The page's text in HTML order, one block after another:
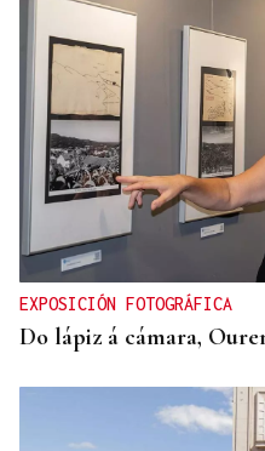
EXPOSICIÓN FOTOGRÁFICA
Do lápiz á cámara,